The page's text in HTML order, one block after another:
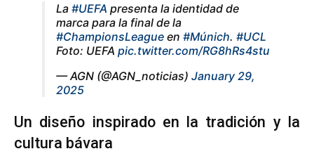
La #UEFA presenta la identidad de
marca para la final de la
#ChampionsLeague en #Múnich. #UCL
Foto: UEFA pic.twitter.com/RG8hRs4stu
— AGN (@AGN_noticias) January 29,
2025
Un diseño inspirado en la tradición y la
cultura bávara